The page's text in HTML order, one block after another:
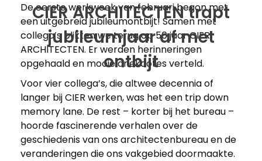
CIER ARCHITECTEN trapt
jubileumjaar af met
ontbijt
De eerste werkweek van februari begon met
een uitgebreid jubileumontbijt! Samen met
collega’s blikten we terug op 50 jaar CIER
ARCHITECTEN. Er werden herinneringen
opgehaald en mooie anekdotes verteld.
Voor vier collega’s, die altwee decennia of
langer bij CIER werken, was het een trip down
memory lane. De rest – korter bij het bureau –
hoorde fascinerende verhalen over de
geschiedenis van ons architectenbureau en de
veranderingen die ons vakgebied doormaakte.